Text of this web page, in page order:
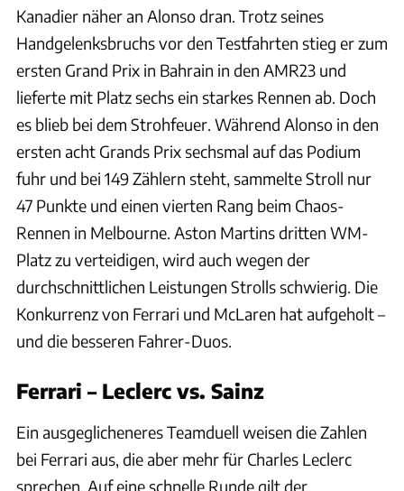
Kanadier näher an Alonso dran. Trotz seines
Handgelenksbruchs vor den Testfahrten stieg er zum
ersten Grand Prix in Bahrain in den AMR23 und
lieferte mit Platz sechs ein starkes Rennen ab. Doch
es blieb bei dem Strohfeuer. Während Alonso in den
ersten acht Grands Prix sechsmal auf das Podium
fuhr und bei 149 Zählern steht, sammelte Stroll nur
47 Punkte und einen vierten Rang beim Chaos-
Rennen in Melbourne. Aston Martins dritten WM-
Platz zu verteidigen, wird auch wegen der
durchschnittlichen Leistungen Strolls schwierig. Die
Konkurrenz von Ferrari und McLaren hat aufgeholt –
und die besseren Fahrer-Duos.
Ferrari – Leclerc vs. Sainz
Ein ausgeglicheneres Teamduell weisen die Zahlen
bei Ferrari aus, die aber mehr für Charles Leclerc
sprechen. Auf eine schnelle Runde gilt der